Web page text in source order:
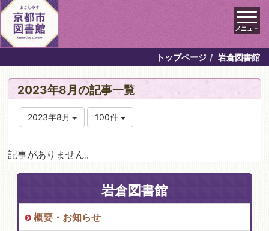
メニュ－
トップページ 岩倉図書館
2023年8月の記事一覧
2023年8月 100件
記事がありません。
岩倉図書館
概要・お知らせ